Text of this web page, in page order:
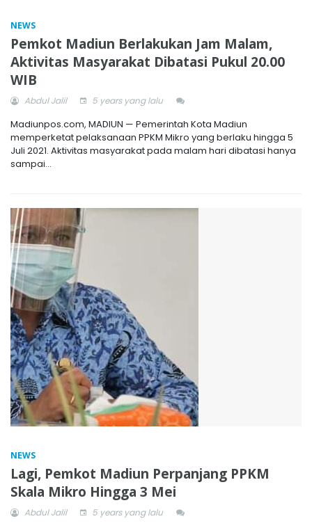
NEWS
Pemkot Madiun Berlakukan Jam Malam,
Aktivitas Masyarakat Dibatasi Pukul 20.00
WIB
Abdul Jalil 5 years yang lalu
Madiunpos.com, MADIUN — Pemerintah Kota Madiun
memperketat pelaksanaan PPKM Mikro yang berlaku hingga 5
Juli 2021. Aktivitas masyarakat pada malam hari dibatasi hanya
sampai...
NEWS
Lagi, Pemkot Madiun Perpanjang PPKM
Skala Mikro Hingga 3 Mei
Abdul Jalil 5 years yang lalu